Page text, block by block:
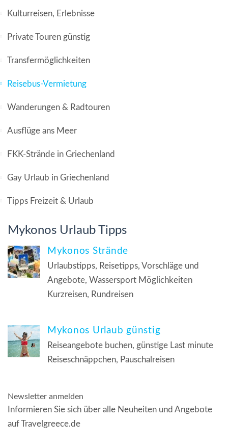
Kulturreisen, Erlebnisse
Private Touren günstig
Transfermöglichkeiten
Reisebus-Vermietung
Wanderungen & Radtouren
Ausflüge ans Meer
FKK-Strände in Griechenland
Gay Urlaub in Griechenland
Tipps Freizeit & Urlaub
Mykonos Urlaub Tipps
Mykonos Strände
Urlaubstipps, Reisetipps, Vorschläge und
Angebote, Wassersport Möglichkeiten
Kurzreisen, Rundreisen
Mykonos Urlaub günstig
Reiseangebote buchen, günstige Last minute
Reiseschnäppchen, Pauschalreisen
Newsletter anmelden
Informieren Sie sich über alle Neuheiten und Angebote
auf Travelgreece.de